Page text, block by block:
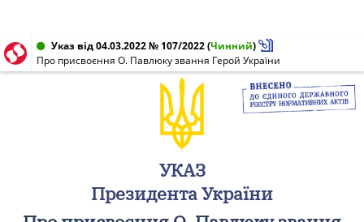
Указ від 04.03.2022 № 107/2022(Чинний)
Про присвоєння О. Павлюку звання Герой України